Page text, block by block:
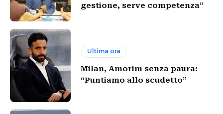
gestione, serve competenza”
Ultima ora
Milan, Amorim senza paura:
“Puntiamo allo scudetto”